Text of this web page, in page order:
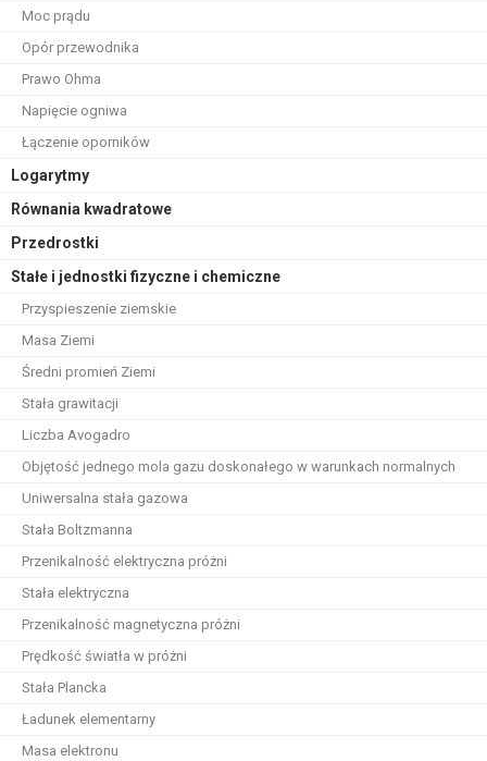
Moc prądu
Opór przewodnika
Prawo Ohma
Napięcie ogniwa
Łączenie oporników
Logarytmy
Równania kwadratowe
Przedrostki
Stałe i jednostki fizyczne i chemiczne
Przyspieszenie ziemskie
Masa Ziemi
Średni promień Ziemi
Stała grawitacji
Liczba Avogadro
Objętość jednego mola gazu doskonałego w warunkach normalnych
Uniwersalna stała gazowa
Stała Boltzmanna
Przenikalność elektryczna próżni
Stała elektryczna
Przenikalność magnetyczna próżni
Prędkość światła w próżni
Stała Plancka
Ładunek elementarny
Masa elektronu